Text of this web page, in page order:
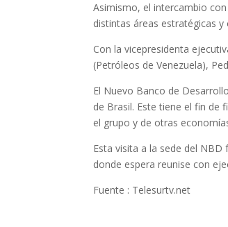
Asimismo, el intercambio
distintas áreas estratégicas y
Con la vicepresidenta
(Petróleos de Venezuela),
El Nuevo Banco de
de Brasil. Este tiene el fin de
el grupo y de otras
Esta visita a la sede del
donde espera reunise con
Fuente : Telesurtv.net